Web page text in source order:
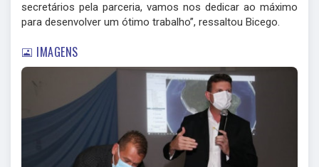
secretários pela parceria, vamos nos dedicar ao máximo
para desenvolver um ótimo trabalho”, ressaltou Bicego.
IMAGENS